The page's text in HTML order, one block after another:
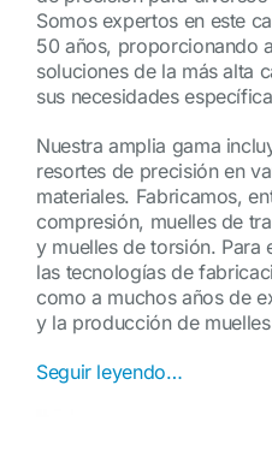
Somos expertos en este
50 años, proporcionando
soluciones de la más alta
sus necesidades
Nuestra amplia gama
resortes de precisión en
materiales. Fabricamos,
compresión, muelles de
y muelles de torsión. Para
las tecnologías de
como a muchos años de
y la producción de
Seguir leyendo…